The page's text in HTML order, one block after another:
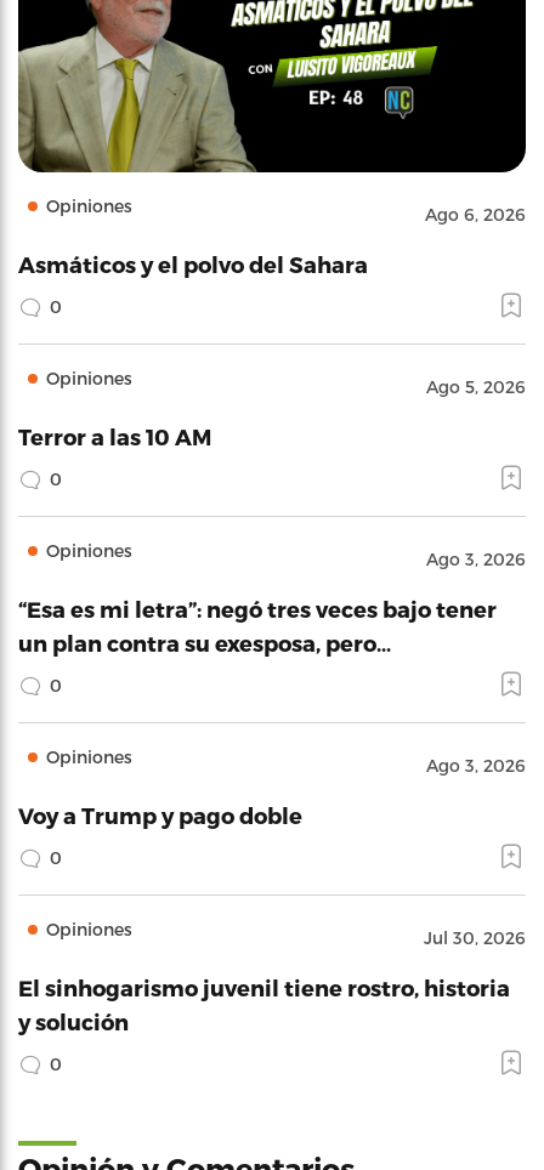
Opiniones Ago 6, 2026
Asmáticos y el polvo del Sahara
0
Opiniones Ago 5, 2026
Terror a las 10 AM
0
Opiniones Ago 3, 2026
“Esa es mi letra”: negó tres veces bajo tener
un plan contra su exesposa, pero…
0
Opiniones Ago 3, 2026
Voy a Trump y pago doble
0
Opiniones Jul 30, 2026
El sinhogarismo juvenil tiene rostro, historia
y solución
0